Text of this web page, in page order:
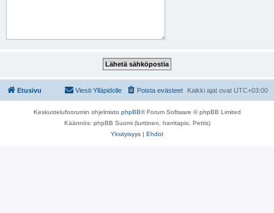
Etusivu Kaikki ajat ovat UTC+03:00
Poista evästeet
Viesti Ylläpidolle
Keskustelufoorumin ohjelmisto phpBB® Forum Software © phpBB Limited
Käännös: phpBB Suomi (lurttinen, harritapio, Pettis)
Yksityisyys | Ehdot